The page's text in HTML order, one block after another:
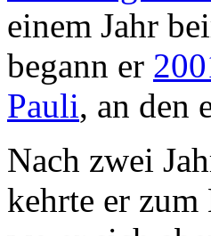
einem Jahr
begann er
Pauli, an den
Nach zwei
kehrte er